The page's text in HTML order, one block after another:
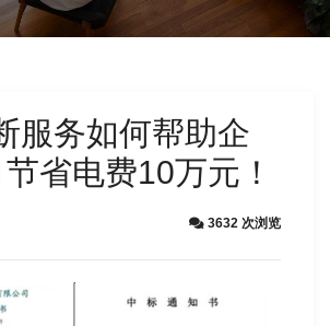
服务如何帮助企
省电费10万元！
3632 次浏览